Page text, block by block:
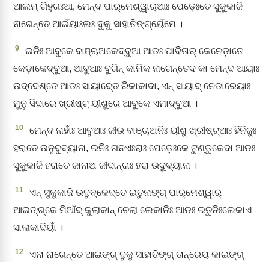
ଆଲମ୍‌ ଗିହୁଗଃଆ, ମେନ୍‌ଦ ପାର୍‌ମେଶ୍ୱାର୍‌ଆଃ ପେଡ଼େଃତେ ସୁକୁକାଜି
ନାଗେନ୍ତେ ଆଇଁୟାଃଲଃ ଦୁକୁ ସାହାତିଙ୍ଗ୍‌ୟେଁମେ ।
9
ଇନିଃ ଆବୁକେ ବାଞ୍ଚାଅକେଦ୍‌ବୁଆ ଆଡଃ ପାବିତାର୍‌ କେନେଡ଼ାତେ
କେଡ଼ାକେଦ୍‌ବୁଆ, ଆବୁଆଃ ବୁଗିନ୍‌ କାମିକ ନାଗେନ୍ତେଦ କା ମେନ୍‌ଦ ଆୟାଃ
ଉଦ୍ଦେଶ୍‌ତେ ଆଡଃ ସାୟାଦ୍‍ତେ ରିକାକାଦା, ଏନ୍‌ ସାୟାଦ୍‌ ନେଡାରେୟାଃ
ମୁନୁ ସିଦାରେ ଖ୍ରୀଷ୍ଟ୍‌ ୟୀଶୁରେ ଆବୁକେ ଏମାଦ୍‍ବୁଆ ।
10
ମେନ୍‌ଦ ନାହାଁଃ ଆବୁଆଃ ଜୀଉ ବାଞ୍ଚାଅନିଃ ୟୀଶୁ ଖ୍ରୀଷ୍ଟ୍‌ଆଃ ହିନିଜୁଃ
ହରାତେ ଉନୁଦୁବ୍‌ୟାନା, ଇନିଃ ଗନଏଃରାଃ ପେଡ଼େଃକେ ଟୁଣ୍ଡୁକେଦା ଆଡଃ
ସୁକୁକାଜି ହରାତେ ଜାନାଅ ଜୀଦାନ୍‌ରାଃ ହରା ଉଦୁବ୍‌ୟାନା ।
11
ଏନ୍‌ ସୁକୁକାଜି ଉଦୁବ୍‌କେଦ୍‌ତେ ଇତୁନାଙ୍ଗ୍‌ ପାର୍‌ମେଶ୍ୱାର୍‌
ଆଇଙ୍ଗ୍‌କେ ମିଆଁଦ୍‌ କୁଲାକାନ୍‌ ଚେଲା ଲେକାନିଃ ଆଡଃ ଇତୁନିଃଲେକାଏ
ସାଲାକାଦିୟାଁ ।
12
ଏନା ନାଗେନ୍ତେ ଆଇଙ୍ଗ୍‌ ଦୁକୁ ସାହାତିଙ୍ଗ୍‌ ତାନ୍‌ରେୟ କାଇଙ୍ଗ୍‌